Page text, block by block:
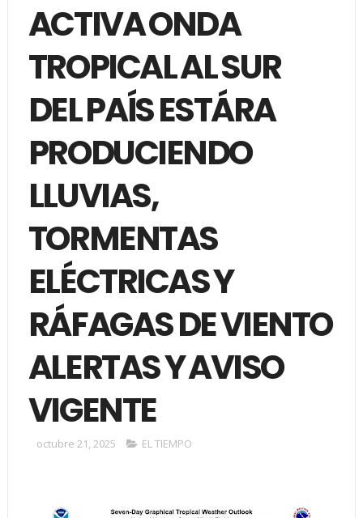
ACTIVA ONDA
TROPICAL AL SUR
DEL PAÍS ESTÁRA
PRODUCIENDO
LLUVIAS,
TORMENTAS
ELÉCTRICAS Y
RÁFAGAS DE VIENTO
ALERTAS Y AVISO
VIGENTE
octubre 21, 2025 EL TIEMPO